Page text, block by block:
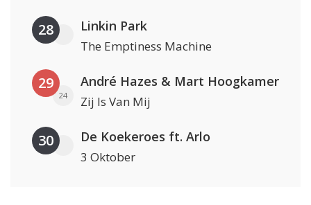
28 Linkin Park
The Emptiness Machine
29
24
André Hazes & Mart Hoogkamer
Zij Is Van Mij
30 De Koekeroes ft. Arlo
3 Oktober